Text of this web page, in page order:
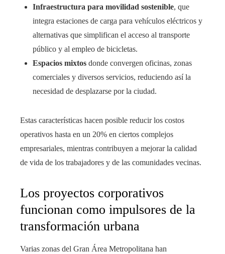
Infraestructura para movilidad sostenible, que
integra estaciones de carga para vehículos eléctricos y
alternativas que simplifican el acceso al transporte
público y al empleo de bicicletas.
Espacios mixtos donde convergen oficinas, zonas
comerciales y diversos servicios, reduciendo así la
necesidad de desplazarse por la ciudad.
Estas características hacen posible reducir los costos
operativos hasta en un 20% en ciertos complejos
empresariales, mientras contribuyen a mejorar la calidad
de vida de los trabajadores y de las comunidades vecinas.
Los proyectos corporativos
funcionan como impulsores de la
transformación urbana
Varias zonas del Gran Área Metropolitana han